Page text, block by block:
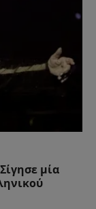
μία